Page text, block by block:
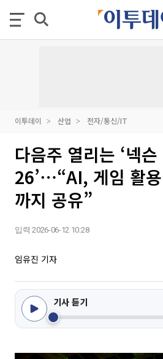
이투데이 산업 전자/통신/IT
다음주 열리는 ‘넥
26’⋯“AI, 게임 활
까지 공유”
입력 2026-06-12 10:28
임유진 기자
기사 듣기